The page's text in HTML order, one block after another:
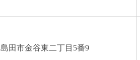
島田市金谷東二丁目5番9